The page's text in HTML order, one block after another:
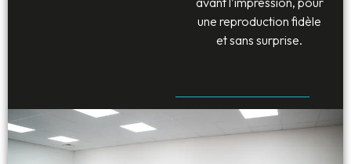
une reproduction fidèle
et sans surprise.